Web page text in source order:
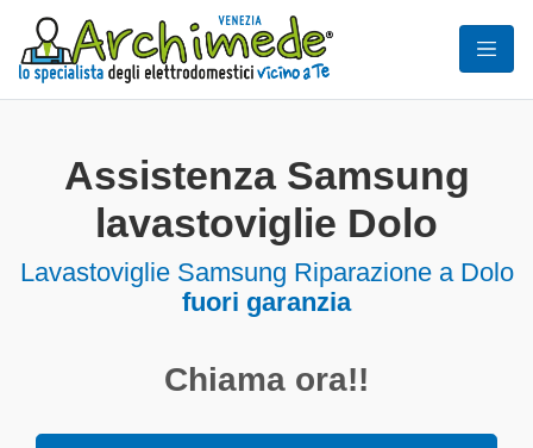
Assistenza Samsung
lavastoviglie Dolo
LavastoviglieSamsung Riparazione a Dolo
fuori garanzia
Chiama ora!!